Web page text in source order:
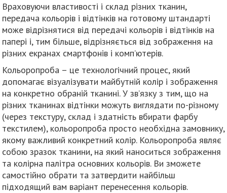
Враховуючи властивості і склад різних тканин,
передача кольорів і відтінків на готовому штандарті
може відрізнятися від передачі кольорів і відтінків на
папері і, тим більше, відрізняється від зображення на
різних екранах смартфонів і комп’ютерів.
Кольоропроба – це технологічний процес, який
допомагає візуалізувати майбутній колір і зображення
на конкретно обраній тканині. У зв’язку з тим, що на
різних тканинах відтінки можуть виглядати по-різному
(через текстуру, склад і здатність вбирати фарбу
текстилем), кольоропроба просто необхідна замовнику,
якому важливий конкретний колір. Кольоропроба являє
собою зразок тканини, на який наноситься зображення
та колірна палітра основних кольорів. Ви зможете
самостійно обрати та затвердити найбільш
підходящий вам варіант перенесення кольорів.